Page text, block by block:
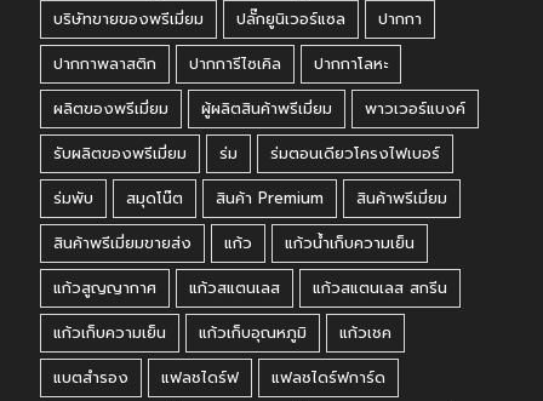
บริษัทขายของพรีเมี่ยม
ปลั๊กยูนิเวอร์แซล
ปากกา
ปากกาพลาสติก
ปากการีไซเคิล
ปากกาโลหะ
ผลิตของพรีเมี่ยม
ผู้ผลิตสินค้าพรีเมี่ยม
พาวเวอร์แบงค์
รับผลิตของพรีเมี่ยม
ร่ม
ร่มตอนเดียวโครงไฟเบอร์
ร่มพับ
สมุดโน๊ต สินค้า Premium
สินค้าพรีเมี่ยม
สินค้าพรีเมี่ยมขายส่ง
แก้ว
แก้วน้ำเก็บความเย็น
แก้วสูญญากาศ
แก้วสแตนเลส
แก้วสแตนเลส สกรีน
แก้วเก็บความเย็น
แก้วเก็บอุณหภูมิ
แก้วเชค
แบตสำรอง
แฟลชไดร์ฟ
แฟลชไดร์ฟการ์ด